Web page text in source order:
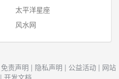
太平洋星座
风水网
免责声明 | 隐私声明 | 公益活动 | 网站
| 开发文档